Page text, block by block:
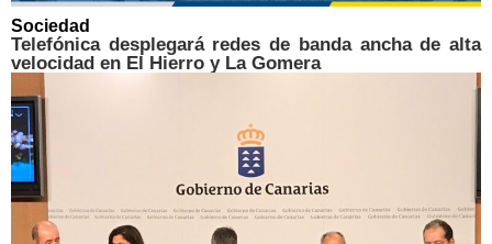
Sociedad
Telefónica desplegará redes de banda ancha de alta
velocidad en El Hierro y La Gomera